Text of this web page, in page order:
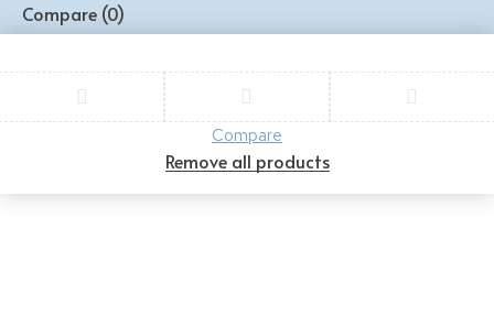
Compare (0)
Compare
Remove all products